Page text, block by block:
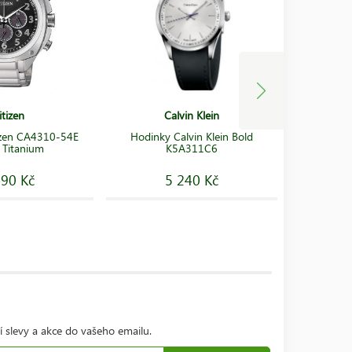
CA4310-54E
Kč
Calvin Klein
Hodinky Calvin Klein Bold
K5A311C6
5 240 Kč
a akce do vašeho emailu.